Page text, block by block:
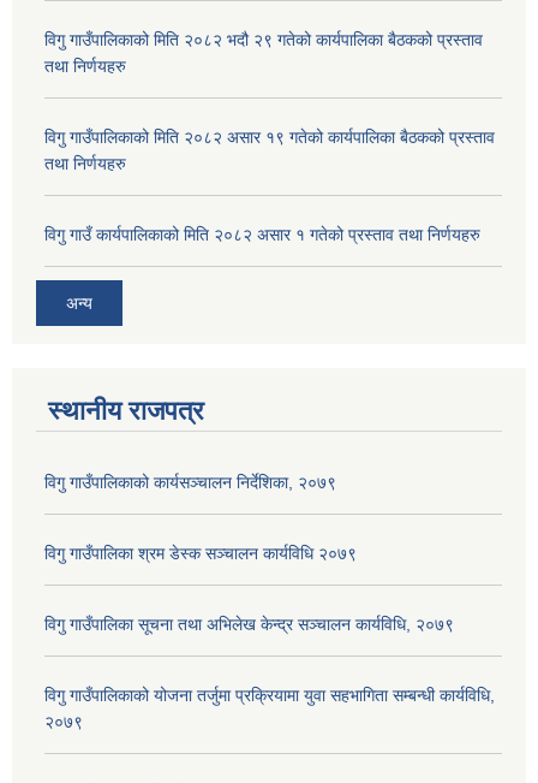
विगु गाउँपालिकाको मिति २०८२ भदौ २९ गतेको कार्यपालिका बैठकको प्रस्ताव
तथा निर्णयहरु
विगु गाउँपालिकाको मिति २०८२ असार १९ गतेको कार्यपालिका बैठकको प्रस्ताव
तथा निर्णयहरु
विगु गाउँ कार्यपालिकाको मिति २०८२ असार १ गतेको प्रस्ताव तथा निर्णयहरु
अन्य
स्थानीय राजपत्र
विगु गाउँपालिकाको कार्यसञ्‍चालन निर्देशिका, २०७९
विगु गाउँपालिका श्रम डेस्क सञ्चालन कार्यविधि २०७९
विगु गाउँपालिका सूचना तथा अभिलेख केन्द्र सञ्चालन कार्यविधि, २०७९
विगु गाउँपालिकाको योजना तर्जुमा प्रक्रियामा युवा सहभागिता सम्बन्धी कार्यविधि,
२०७९